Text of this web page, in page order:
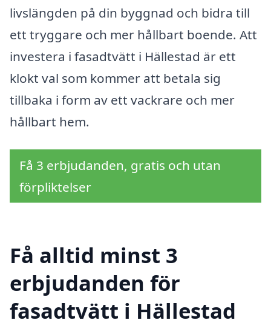
livslängden på din byggnad och bidra till
ett tryggare och mer hållbart boende. Att
investera i fasadtvätt i Hällestad är ett
klokt val som kommer att betala sig
tillbaka i form av ett vackrare och mer
hållbart hem.
Få 3 erbjudanden, gratis och utan
förpliktelser
Få alltid minst 3
erbjudanden för
fasadtvätt i Hällestad